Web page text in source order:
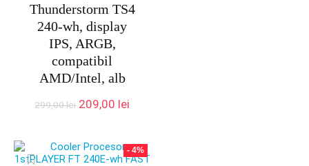
Thunderstorm TS4
240-wh, display
IPS, ARGB,
compatibil
AMD/Intel, alb
299,00lei Prețul
fost:
299,00 lei.
209,00 lei
209,00 lei.
- 4%